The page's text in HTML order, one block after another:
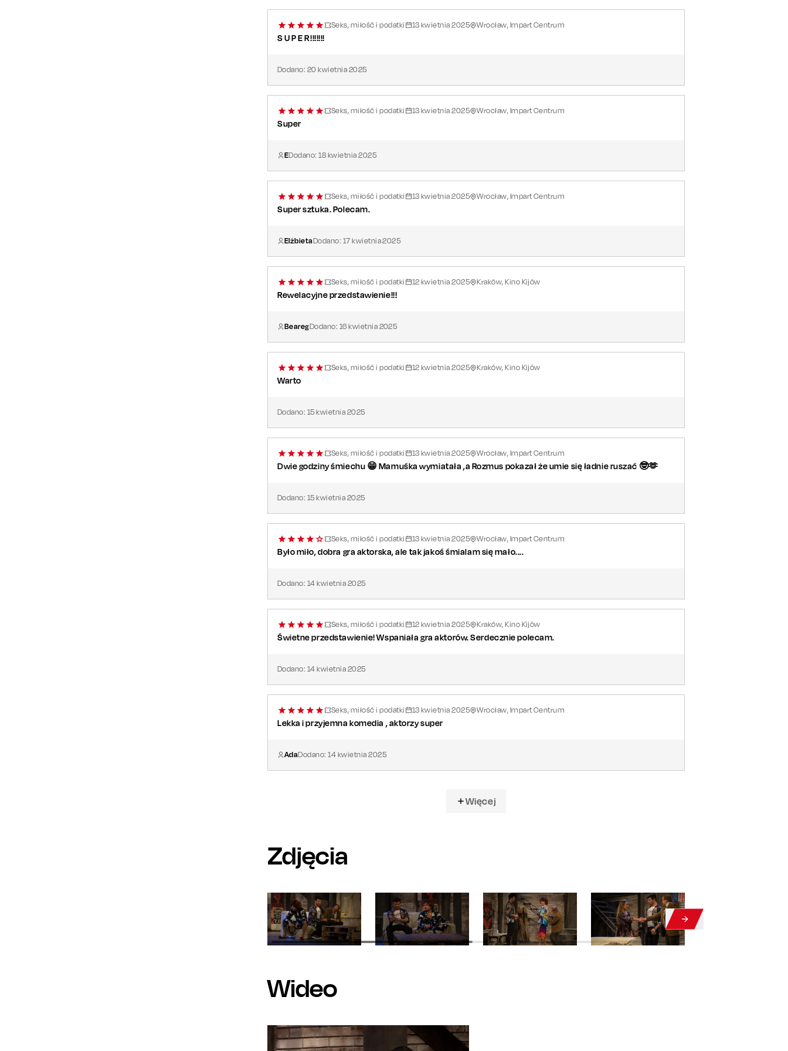
Seks, miłość i podatki 13 kwietnia 2025 Wrocław, Impart Centrum
S U P E R!!!!!!!
Dodano: 20 kwietnia 2025
Seks, miłość i podatki 13 kwietnia 2025 Wrocław, Impart Centrum
Super
EDodano:18 kwietnia 2025
Seks, miłość i podatki 13 kwietnia 2025 Wrocław, Impart Centrum
Super sztuka. Polecam.
ElżbietaDodano: 17 kwietnia2025
Seks, miłość i podatki 12 kwietnia 2025 Kraków, Kino Kijów
Rewelacyjne przedstawienie!!!
BearegDodano: 16 kwietnia 2025
Seks, miłość i podatki 12 kwietnia 2025 Kraków, Kino Kijów
Warto
Dodano: 15 kwietnia 2025
Seks, miłość i podatki 13 kwietnia 2025 Wrocław, Impart Centrum
Dwie godziny śmiechu 😁 Mamuśka wymiatała ,a Rozmus pokazał że umie się ładnie ruszać 🤓🫶
Dodano: 15 kwietnia 2025
Seks, miłość i podatki 13 kwietnia 2025 Wrocław, Impart Centrum
Było miło, dobra gra aktorska, ale tak jakoś śmialam się mało....
Dodano: 14 kwietnia 2025
Seks, miłość i podatki 12 kwietnia 2025 Kraków, Kino Kijów
Świetne przedstawienie! Wspaniała gra aktorów. Serdecznie polecam.
Dodano: 14 kwietnia 2025
Seks, miłość i podatki 13 kwietnia 2025 Wrocław, Impart Centrum
Lekka i przyjemna komedia , aktorzy super
AdaDodano:14 kwietnia 2025
Więcej
Zdjęcia
Wideo